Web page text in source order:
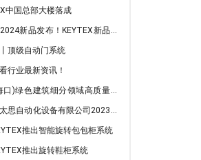
新品发布！KEYTEX新品上
动门技术，开启智能门时代！
顶级自动门系统
行业最新资讯！
口)绿色建筑细分领域高质量发
思自动化设备有限公司2023年
圆满结束，奋楫扬帆再出发！
推出智能旋转包包柜系统
推出旋转鞋柜系统
推出新款电动中轴门系统